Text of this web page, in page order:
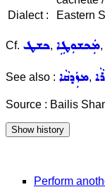
Dialect :
Eastern
Cf. ܟܫܛ, ܡܲܟܫܘܼܛܹܐ,
See also : ܡܙܲܕܩܵܐ,
Source : Bailis
Perform